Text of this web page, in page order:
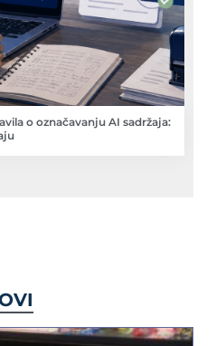
o označavanju AI sadržaja: